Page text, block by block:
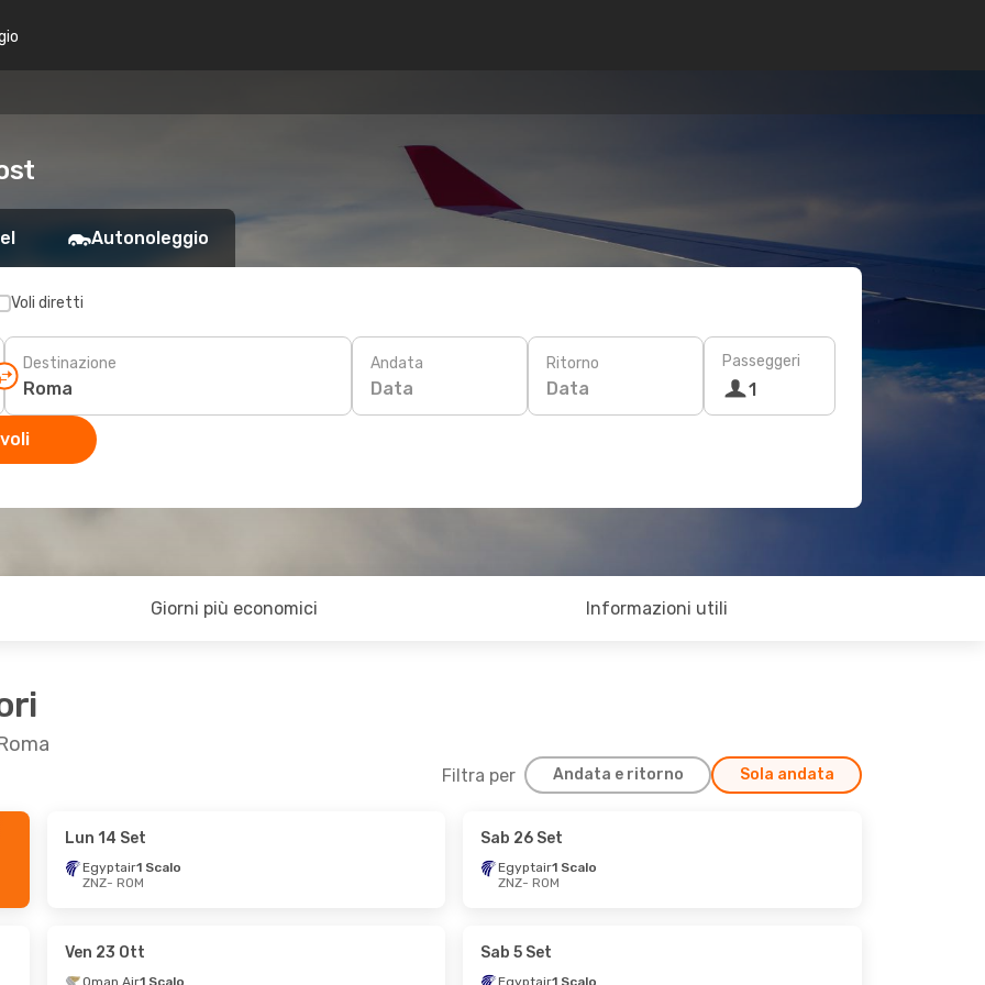
Autonoleggio
Voli diretti
Destinazione Andata
Data
Ritorno
Data
Passeggeri
1
Giorni più economici Informazioni utili
Filtra per Andata e ritorno Sola andata
Lun 14 Set
Egyptair1 Scalo
ZNZ- ROM
Sab 26 Set
Egyptair1 Scalo
ZNZ- ROM
Ven 23 Ott
Oman Air1 Scalo
Sab 5 Set
Egyptair1 Scalo